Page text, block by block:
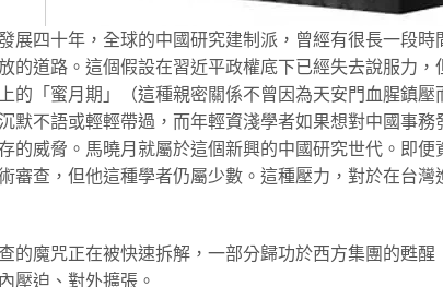
展四十年，全球的中國研究建制派，曾經有很長一段
的道路。這個假設在習近平政權底下已經失去說服力
的「蜜月期」（這種親密關係不曾因為天安門血腥鎮
默不語或輕輕帶過，而年輕資淺學者如果想對中國事
的威脅。馬曉月就屬於這個新興的中國研究世代。即
審查，但他這種學者仍屬少數。這種壓力，對於在台
的魔咒正在被快速拆解，一部分歸功於西方集團的甦醒
壓迫、對外擴張。